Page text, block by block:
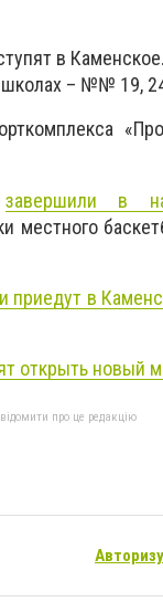
в
– №№ 19,
завершили в
местного
в
открыть новый
про це редакцію